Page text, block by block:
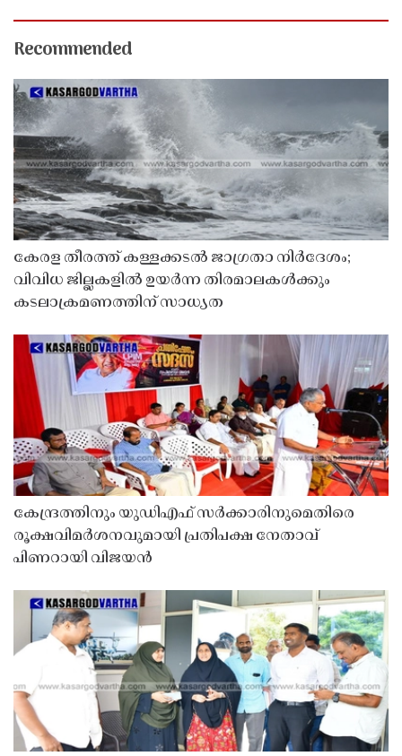
Recommended
കേരള തീരത്ത് കള്ളക്കടൽ ജാഗ്രതാ നിർദേശം;
വിവിധ ജില്ലകളിൽ ഉയർന്ന തിരമാലകൾക്കും
കടലാക്രമണത്തിന് സാധ്യത
കേന്ദ്രത്തിനും യുഡിഎഫ് സർക്കാരിനുമെതിരെ
രൂക്ഷവിമർശനവുമായി പ്രതിപക്ഷ നേതാവ്
പിണറായി വിജയൻ